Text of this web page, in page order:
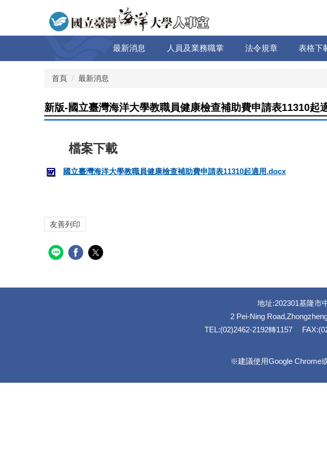
容
最新消息 人員及業務職掌 法令規章 表格下
首頁 最新消息
新版-國立臺灣海洋大學教職員健康檢查補助費申請表11310起
國立臺灣海洋大學教職員健康檢查補助費申請表11310起適用.docx
友善列印
地址:202301基隆市
2 Pei-Ning
TEL:(02)2462-2192轉1157
※建議使用Google Chrome